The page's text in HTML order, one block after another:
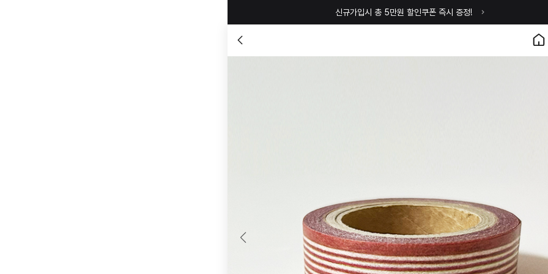
신규가입시 총 5만원 할인쿠폰 즉시 증정!